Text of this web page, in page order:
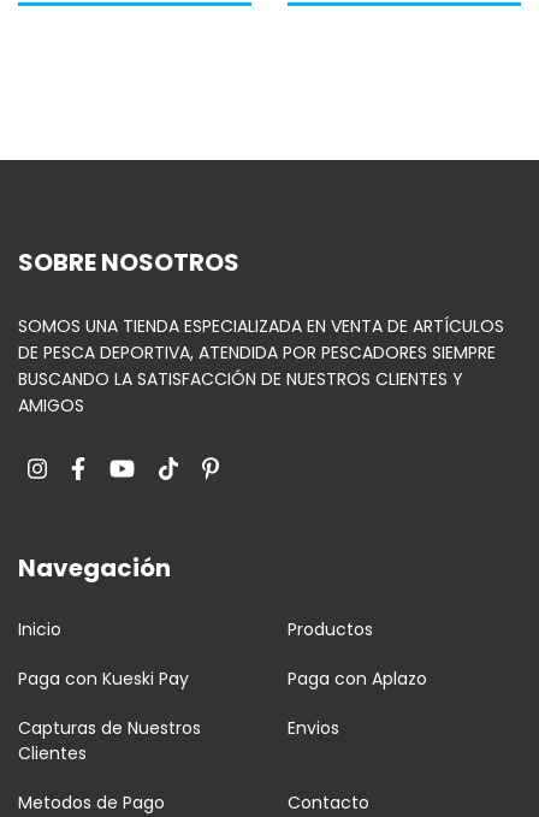
SOBRE NOSOTROS
SOMOS UNA TIENDA ESPECIALIZADA EN VENTA DE ARTÍCULOS
DE PESCA DEPORTIVA, ATENDIDA POR PESCADORES SIEMPRE
BUSCANDO LA SATISFACCIÓN DE NUESTROS CLIENTES Y
AMIGOS
Navegación
Inicio Productos
Paga con Kueski Pay Paga con Aplazo
Capturas de Nuestros
Clientes
Envios
Metodos de Pago Contacto